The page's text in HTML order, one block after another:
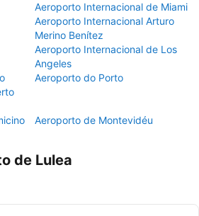
Aeroporto Internacional de Miami
Aeroporto Internacional Arturo
Merino Benítez
Aeroporto Internacional de Los
Angeles
Aeroporto do Porto
Aeroporto de Montevidéu
de Lulea